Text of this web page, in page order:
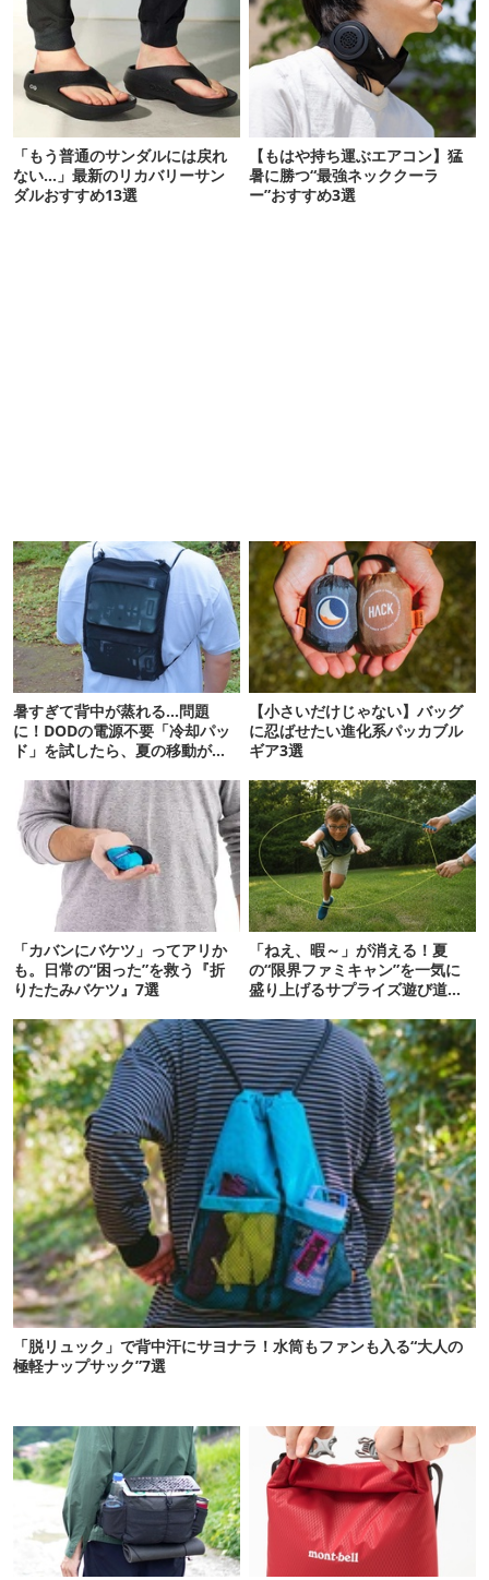
「もう普通のサンダルには戻れ
ない…」最新のリカバリーサン
ダルおすすめ13選
【もはや持ち運ぶエアコン】猛
暑に勝つ“最強ネッククーラ
ー”おすすめ3選
暑すぎて背中が蒸れる…問題
に！DODの電源不要「冷却パッ
ド」を試したら、夏の移動がラ
【小さいだけじゃない】バッグ
に忍ばせたい進化系パッカブル
ギア3選
「カバンにバケツ」ってアリか
も。日常の“困った”を救う『折
りたたみバケツ』7選
「ねえ、暇～」が消える！夏
の“限界ファミキャン”を一気に
盛り上げるサプライズ遊び道具7
「脱リュック」で背中汗にサヨナラ！水筒もファンも入る“大人の
極軽ナップサック”7選